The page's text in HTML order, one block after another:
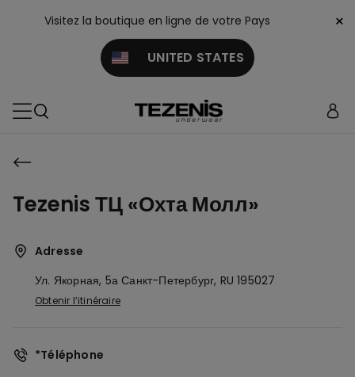
Visitez la boutique en ligne de votre Pays
UNITED STATES
×
Tezenis ТЦ «Охта Молл»
Adresse
Ул. Якорная, 5аСанкт-Петербург, RU195027
Obtenir l’itinéraire
*Téléphone